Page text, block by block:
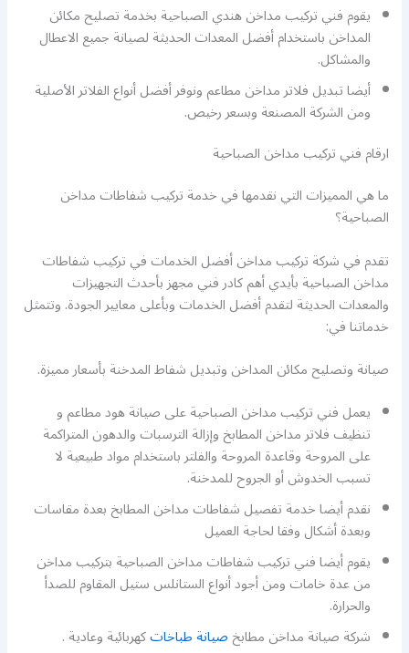
يقوم فني تركيب مداخن هندي الصباحية بخدمة تصليح مكائن
المداخن باستخدام أفضل المعدات الحديثة لصيانة جميع الاعطال
والمشاكل.
أيضا تبديل فلاتر مداخن مطاعم ونوفر أفضل أنواع الفلاتر الأصلية
ومن الشركة المصنعة وبسعر رخيص.
ارقام فني تركيب مداخن الصباحية
ما هي المميزات التي نقدمها في خدمة تركيب شفاطات مداخن
الصباحية؟
تقدم في شركة تركيب مداخن أفضل الخدمات في تركيب شفاطات
مداخن الصباحية بأيدي أهم كادر فني مجهز بأحدث التجهيزات
والمعدات الحديثة لتقدم أفضل الخدمات وبأعلى معايير الجودة. وتتمثل
خدماتنا في:
صيانة وتصليح مكائن المداخن وتبديل شفاط المدخنة بأسعار مميزة.
يعمل فني تركيب مداخن الصباحية على صيانة هود مطاعم و
تنظيف فلاتر مداخن المطابخ وإزالة الترسبات والدهون المتراكمة
على المروحة وقاعدة المروحة والفلتر باستخدام مواد طبيعية لا
تسبب الخدوش أو الجروح للمدخنة.
نقدم أيضا خدمة تفصيل شفاطات مداخن المطابخ بعدة مقاسات
وبعدة أشكال وفقا لحاجة العميل
يقوم أيضا فني تركيب شفاطات مداخن الصباحية بتركيب مداخن
من عدة خامات ومن أجود أنواع الستانلس ستيل المقاوم للصدأ
والحرارة.
شركة صيانة مداخن مطابخصيانة طباخاتكهربائية وعادية .